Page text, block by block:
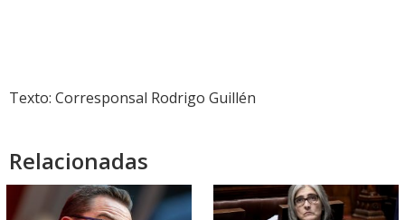
Texto: Corresponsal Rodrigo Guillén
Relacionadas